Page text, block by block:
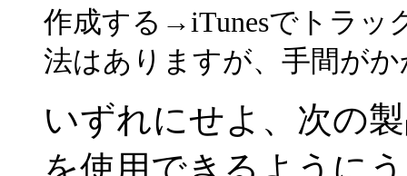
作成する→iTunesでトラッ
法はありますが、手間が
いずれにせよ、次の
を使用できるように